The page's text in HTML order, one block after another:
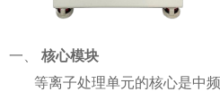
一、 核心模块
等离子处理单元的核心是中